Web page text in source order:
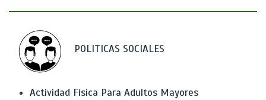
POLITICAS SOCIALES
Actividad Física Para Adultos Mayores